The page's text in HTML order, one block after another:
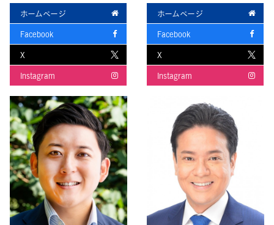
ホームページ
Facebook
X
Instagram
ホームページ
Facebook
X
Instagram